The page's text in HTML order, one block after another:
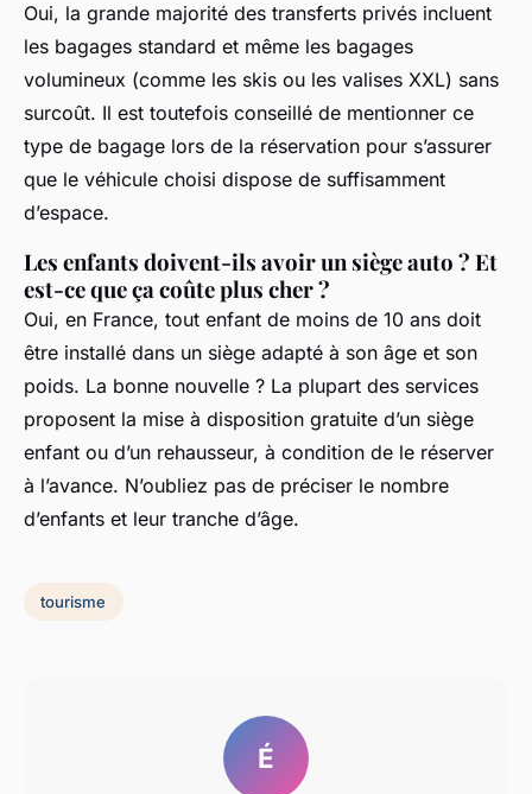
Oui, la grande majorité des transferts privés incluent
les bagages standard et même les bagages
volumineux (comme les skis ou les valises XXL) sans
surcoût. Il est toutefois conseillé de mentionner ce
type de bagage lors de la réservation pour s’assurer
que le véhicule choisi dispose de suffisamment
d’espace.
Les enfants doivent-ils avoir un siège auto ? Et
est-ce que ça coûte plus cher ?
Oui, en France, tout enfant de moins de 10 ans doit
être installé dans un siège adapté à son âge et son
poids. La bonne nouvelle ? La plupart des services
proposent la mise à disposition gratuite d’un siège
enfant ou d’un rehausseur, à condition de le réserver
à l’avance. N’oubliez pas de préciser le nombre
d’enfants et leur tranche d’âge.
tourisme
É